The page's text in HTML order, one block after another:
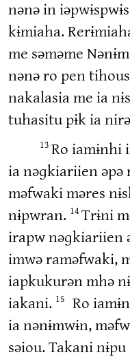
nənə in
kɨmiaha.
me səməme
nənə ro pen
nakalasia me ia
tuhasitu pɨk ia
13 Ro iamɨnhi
ia nəɡkiariien
məfwaki məres
nɨpwran. 14 Trɨni
irapw nəɡkiariien
imwə raməfwaki,
iapkukurən mhə
iakani. 15
Ro
ia nənɨmwɨn,
səiou. Takani